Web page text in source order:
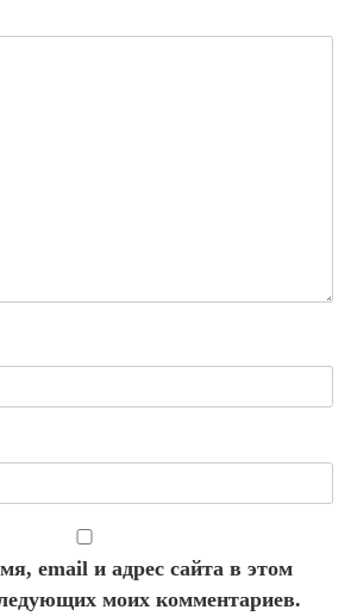
email и адрес сайта в этом
моих комментариев.